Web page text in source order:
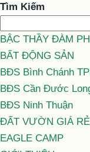
Tìm Kiếm
BẬC THẦY ĐÀM
BẤT ĐỘNG SẢN
BĐS Bình Chánh
BĐS Cần Đước
BĐS Ninh Thuận
ĐẤT VƯỜN GIÁ RẺ
EAGLE CAMP